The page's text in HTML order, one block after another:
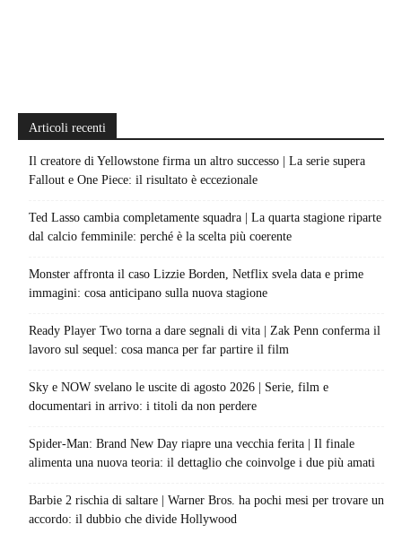
Articoli recenti
Il creatore di Yellowstone firma un altro successo | La serie supera
Fallout e One Piece: il risultato è eccezionale
Ted Lasso cambia completamente squadra | La quarta stagione riparte
dal calcio femminile: perché è la scelta più coerente
Monster affronta il caso Lizzie Borden, Netflix svela data e prime
immagini: cosa anticipano sulla nuova stagione
Ready Player Two torna a dare segnali di vita | Zak Penn conferma il
lavoro sul sequel: cosa manca per far partire il film
Sky e NOW svelano le uscite di agosto 2026 | Serie, film e
documentari in arrivo: i titoli da non perdere
Spider-Man: Brand New Day riapre una vecchia ferita | Il finale
alimenta una nuova teoria: il dettaglio che coinvolge i due più amati
Barbie 2 rischia di saltare | Warner Bros. ha pochi mesi per trovare un
accordo: il dubbio che divide Hollywood